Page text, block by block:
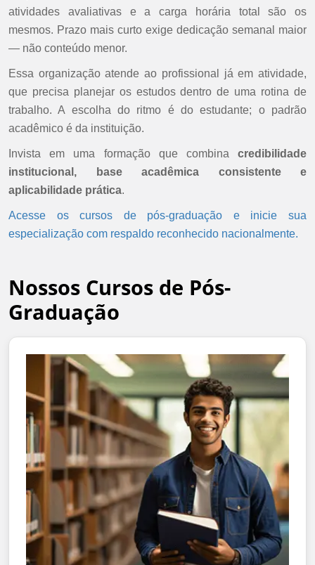
atividades avaliativas e a carga horária total são os
mesmos. Prazo mais curto exige dedicação semanal maior
— não conteúdo menor.
Essa organização atende ao profissional já em atividade,
que precisa planejar os estudos dentro de uma rotina de
trabalho. A escolha do ritmo é do estudante; o padrão
acadêmico é da instituição.
Invista em uma formação que combina credibilidade
institucional, base acadêmica consistente e
aplicabilidade prática.
Acesse os cursos de pós-graduação e inicie sua
especialização com respaldo reconhecido nacionalmente.
Nossos Cursos de Pós-
Graduação